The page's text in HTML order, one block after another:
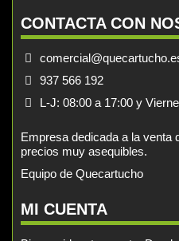
CONTACTA CON
937 566 192
L-J: 08:00 a 17:00 y
Empresa dedicada a la venta
precios muy asequibles.
Equipo de Quecartucho
MI CUENTA